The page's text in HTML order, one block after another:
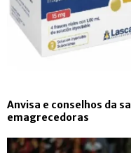
Anvisa e conselhos da
emagrecedoras